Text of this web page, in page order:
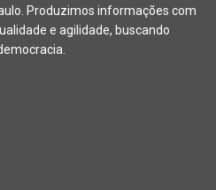
Produzimos informações com
e agilidade, buscando